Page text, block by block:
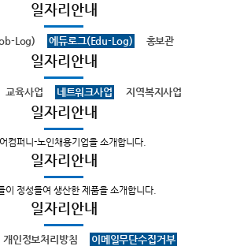
일자리안내
Log) 에듀로그(Edu-Log) 홍보관
일자리안내
교육사업 네트워크사업 지역복지사업
일자리안내
컴퍼니-노인채용기업을 소개합니다.
일자리안내
이 정성들여 생산한 제품을 소개합니다.
일자리안내
개인정보처리방침 이메일무단수집거부